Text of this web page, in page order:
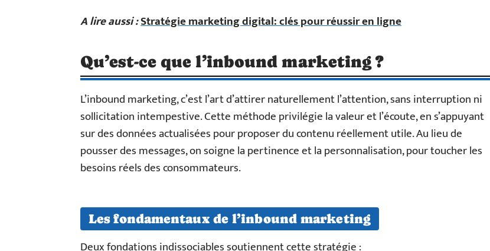
A lire aussi :Stratégie marketing digital: clés pour réussir en ligne
Qu’est-ce que l’inbound marketing ?
L’inbound marketing, c’est l’art d’attirer naturellement l’attention, sans interruption ni
sollicitation intempestive. Cette méthode privilégie la valeur et l’écoute, en s’appuyant
sur des données actualisées pour proposer du contenu réellement utile. Au lieu de
pousser des messages, on soigne la pertinence et la personnalisation, pour toucher les
besoins réels des consommateurs.
Les fondamentaux de l’inbound marketing
Deux fondations indissociables soutiennent cette stratégie :